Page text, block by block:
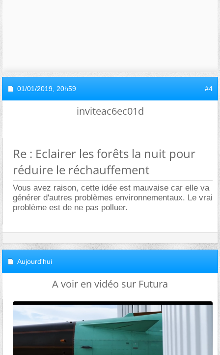
01/01/2019, 20h59 #4
inviteac6ec01d
Re : Eclairer les forêts la nuit pour
réduire le réchauffement
Vous avez raison, cette idée est mauvaise car elle va
générer d'autres problèmes environnementaux. Le vrai
problème est de ne pas polluer.
Aujourd'hui
A voir en vidéo sur Futura